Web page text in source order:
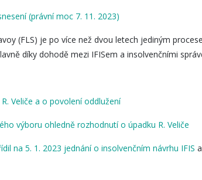
(právní moc 7. 11. 2023)
(FLS) je po více než dvou letech jediným
díky dohodě mezi IFISem a insolvenčními
Veliče a o povolení oddlužení
výboru ohledně rozhodnutí o úpadku R. Veliče
na 5. 1. 2023 jednání o insolvenčním návrhu IFIS a